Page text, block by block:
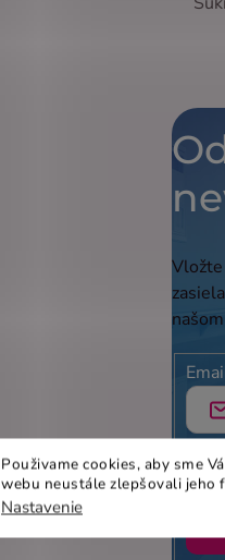
Použivame cookies, aby sme
webu neustále zlepšovali jeho
Nastavenie